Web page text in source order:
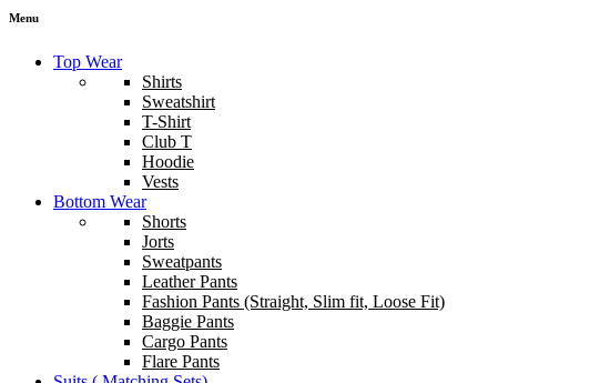
Menu
Top Wear
Shirts
Sweatshirt
T-Shirt
Club T
Hoodie
Vests
Bottom Wear
Shorts
Jorts
Sweatpants
Leather Pants
Fashion Pants (Straight, Slim fit, Loose Fit)
Baggie Pants
Cargo Pants
Flare Pants